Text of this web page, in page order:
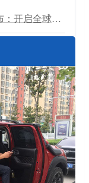
奇瑞全新皮卡品牌RELY威麟全球发布：开启全球化智能皮卡新纪元